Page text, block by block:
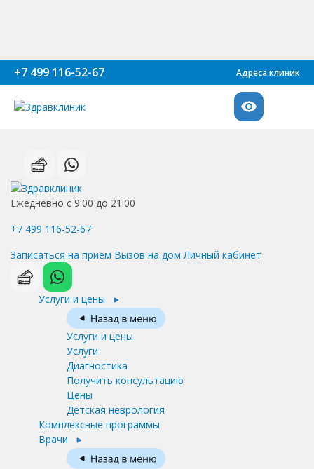
+7 499 116-52-67 Адреса клиник
Ежедневно с 9:00 до 21:00
+7 499 116-52-67
Записаться на прием Вызов на дом Личный кабинет
Услуги и цены
Услуги и цены
Услуги
Диагностика
Получить консультацию
Цены
Детская неврология
Комплексные программы
Врачи